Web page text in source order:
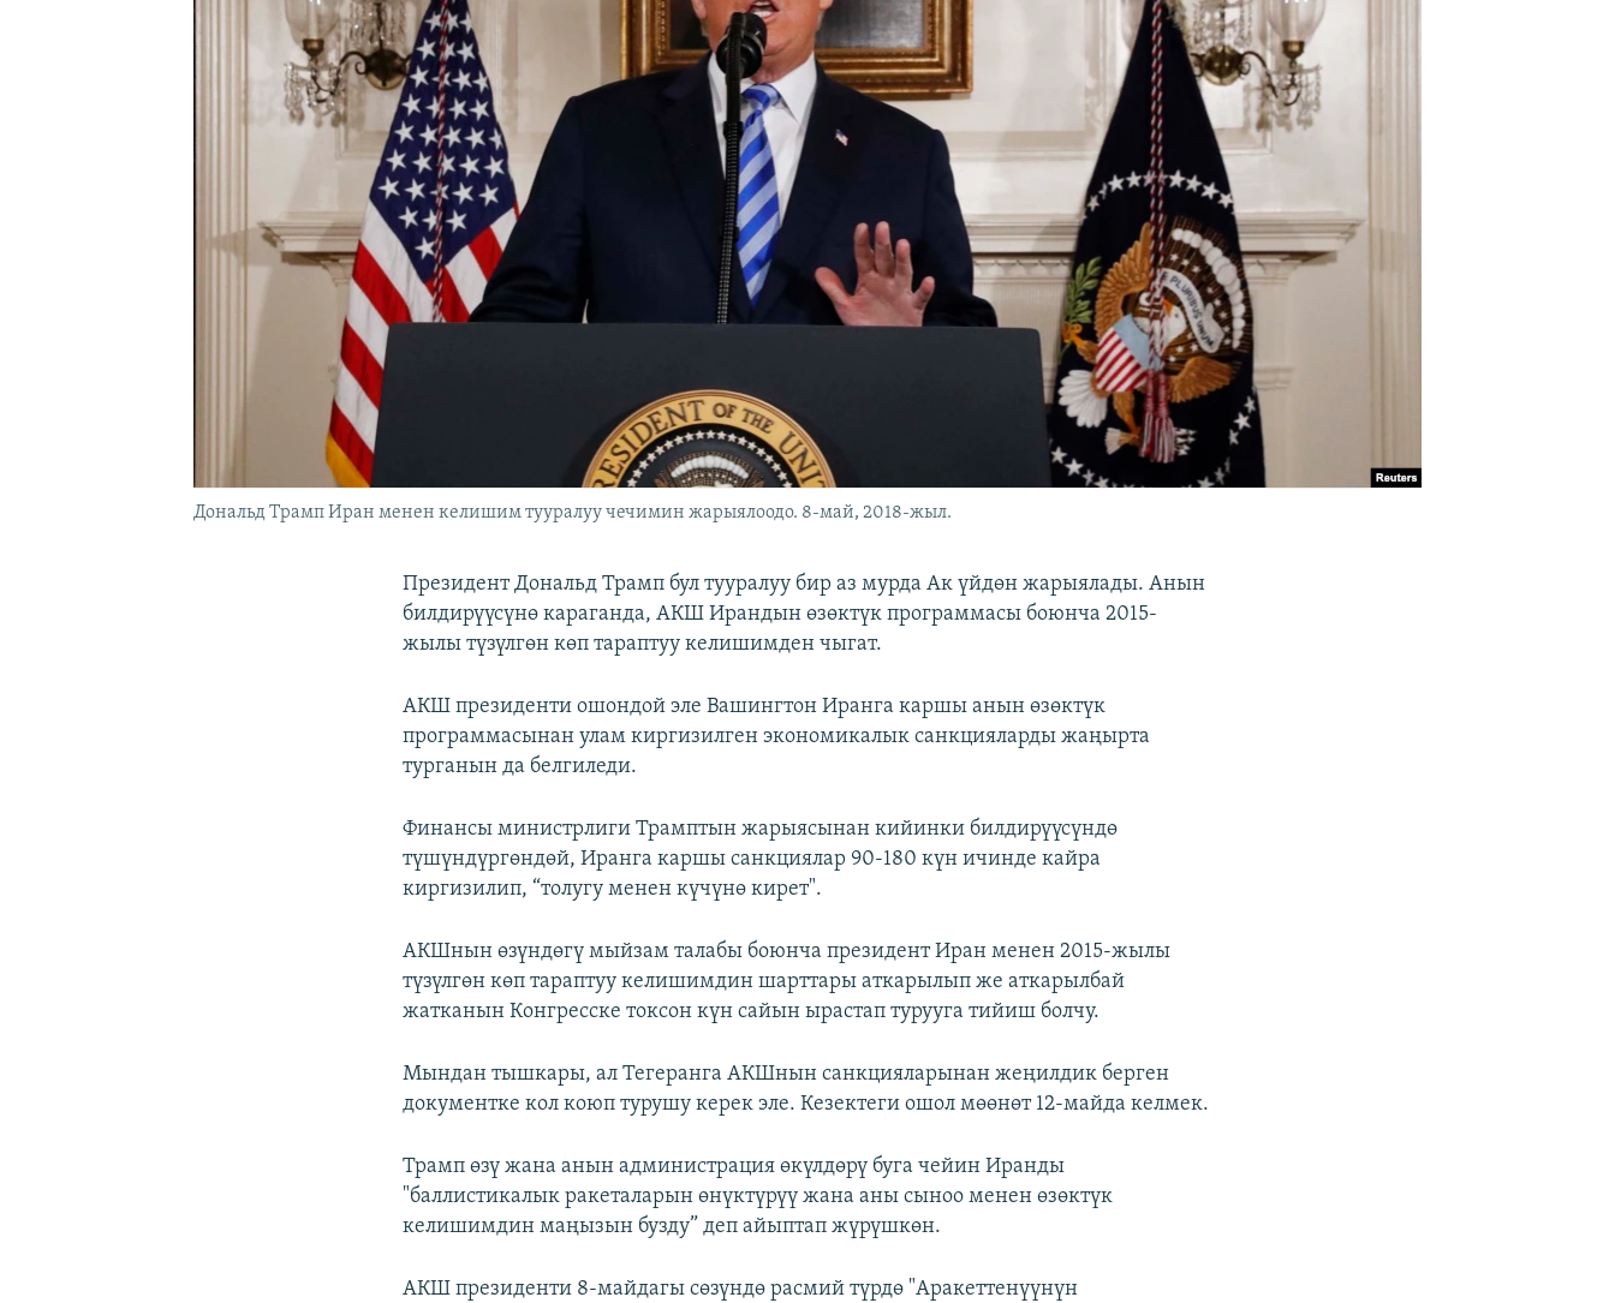
Дональд Трамп Иран менен келишим тууралуу чечимин жарыялоодо. 8-май, 2018-жыл.
Президент Дональд Трамп бул тууралуу бир аз мурда Ак үйдөн жарыялады. Анын
билдирүүсүнө караганда, АКШ Ирандын өзөктүк программасы боюнча 2015-
жылы түзүлгөн көп тараптуу келишимден чыгат.
АКШ президенти ошондой эле Вашингтон Иранга каршы анын өзөктүк
программасынан улам киргизилген экономикалык санкцияларды жаңырта
турганын да белгиледи.
Финансы министрлиги Трамптын жарыясынан кийинки билдирүүсүндө
түшүндүргөндөй, Иранга каршы санкциялар 90-180 күн ичинде кайра
киргизилип, “толугу менен күчүнө кирет".
АКШнын өзүндөгү мыйзам талабы боюнча президент Иран менен 2015-жылы
түзүлгөн көп тараптуу келишимдин шарттары аткарылып же аткарылбай
жатканын Конгресске токсон күн сайын ырастап турууга тийиш болчу.
Мындан тышкары, ал Тегеранга АКШнын санкцияларынан жеңилдик берген
документке кол коюп турушу керек эле. Кезектеги ошол мөөнөт 12-майда келмек.
Трамп өзү жана анын администрация өкүлдөрү буга чейин Иранды
"баллистикалык ракеталарын өнүктүрүү жана аны сыноо менен өзөктүк
келишимдин маңызын бузду” деп айыптап жүрүшкөн.
АКШ президенти 8-майдагы сөзүндө расмий түрдө "Аракеттенүүнүн